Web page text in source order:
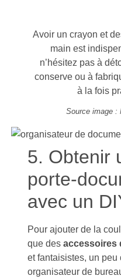
Avoir un crayon et
main est
n’hésitez pas à
conserve ou à
à la fois
Source image :
5. Obtenir
porte-
avec un
Pour ajouter de la
que des accessoires
et fantaisistes, un peu
organisateur de